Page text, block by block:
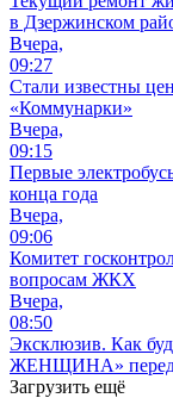
в Дзержинском
Вчера,
09:27
Стали известны
«Коммунарки»
Вчера,
09:15
Первые
конца года
Вчера,
09:06
Комитет
вопросам ЖКХ
Вчера,
08:50
Эксклюзив. Как
ЖЕНЩИНА» перед
Загрузить ещё